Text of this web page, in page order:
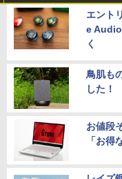
エント
e Audio
く
鳥肌も
した！
お値段
「お得